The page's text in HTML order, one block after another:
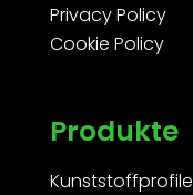
Privacy Policy
Cookie Policy
Produkte
Kunststoffprofile